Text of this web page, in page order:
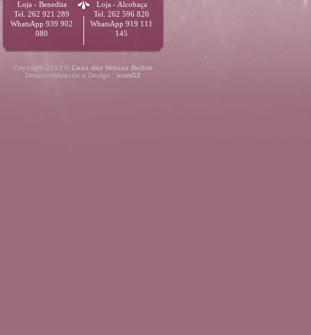
Loja - Benedita
Tel. 262 921 289
WhatsApp 939 902
080
Loja - Alcobaça
Tel. 262 596 820
WhatsApp 919 111
145
Copyright 2013 © Casa das Noivas Belina
Desenvolvimento e Design : iconO2